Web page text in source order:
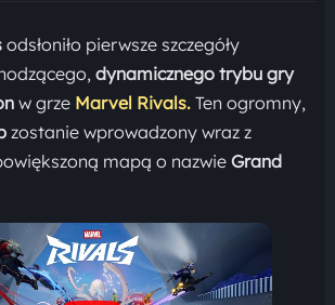
odsłoniło pierwsze szczegóły
dynamicznego trybu gry
w grze Marvel Rivals. Ten ogromny,
zostanie wprowadzony wraz z
mapą o nazwie Grand